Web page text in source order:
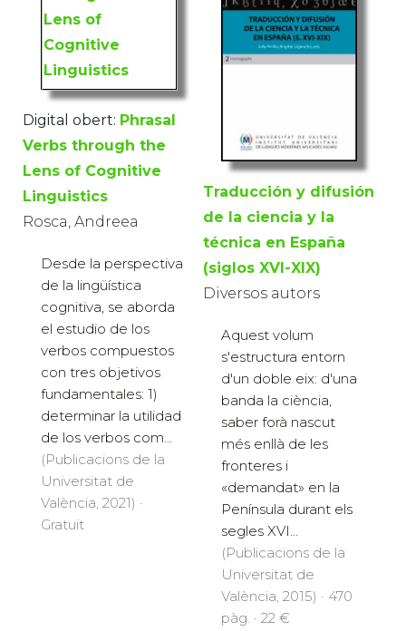
Digital obert: Phrasal
Verbs through the
Lens of Cognitive
Linguistics
Rosca, Andreea
Desde la perspectiva
de la lingüística
cognitiva, se aborda
el estudio de los
verbos compuestos
con tres objetivos
fundamentales: 1)
determinar la utilidad
de los verbos com...
(Publicacions de la
Universitat de
València, 2021) ·
Gratuït
Traducción y difusión
de la ciencia y la
técnica en España
(siglos XVI-XIX)
Diversos autors
Aquest volum
s'estructura entorn
d'un doble eix: d'una
banda la ciència,
saber forà nascut
més enllà de les
fronteres i
«demandat» en la
Península durant els
segles XVI...
(Publicacions de la
Universitat de
València, 2015) · 470
pàg. · 22 €